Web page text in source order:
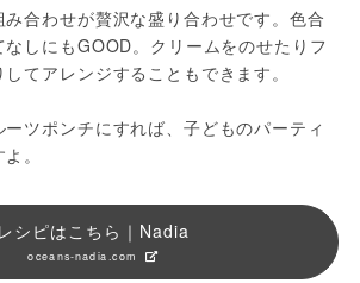
み合わせが贅沢な盛り合わせです。色合
しにもGOOD。クリームをのせたりフ
てアレンジすることもできます。
ツポンチにすれば、子どものパーティ
。
レシピはこちら｜Nadia
oceans-nadia.com